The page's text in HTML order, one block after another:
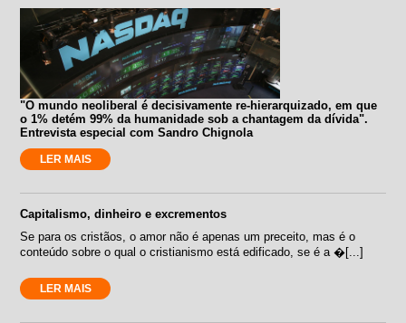
"O mundo neoliberal é decisivamente re-hierarquizado, em que
o 1% detém 99% da humanidade sob a chantagem da dívida".
Entrevista especial com Sandro Chignola
LER MAIS
Capitalismo, dinheiro e excrementos
Se para os cristãos, o amor não é apenas um preceito, mas é o
conteúdo sobre o qual o cristianismo está edificado, se é a �[...]
LER MAIS